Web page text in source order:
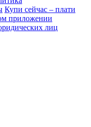
Купи сейчас – плати
приложении
лиц